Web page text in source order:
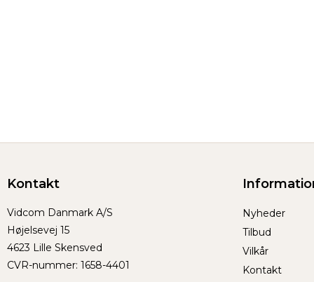
Kontakt
Vidcom Danmark A/S
Højelsevej 15
4623 Lille Skensved
CVR-nummer: 1658-4401
Nyheder
Tilbud
Vilkår
Kontakt